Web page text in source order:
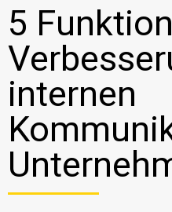
kollaborationsplattform
Soziales Netzwerk
Wissensmanagement
Bewerbungsportal
Alternative zu Microsoft
Migration zur eXo
Produkt
5
internen